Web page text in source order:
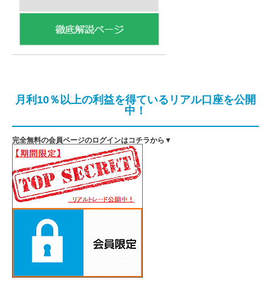
月利10％以上の利益を得ているリアル口座を公開
中！
完全無料の会員ページのログインはコチラから▼